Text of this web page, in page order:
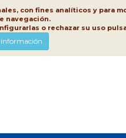
con fines analíticos y para
navegación.
o rechazar su uso
información